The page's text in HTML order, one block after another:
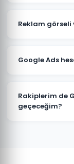
kampanyası
Reklam görseli
metinleri,
Google Ads
müşterimize
seviyesinde
Rakiplerim de
geçeceğim?